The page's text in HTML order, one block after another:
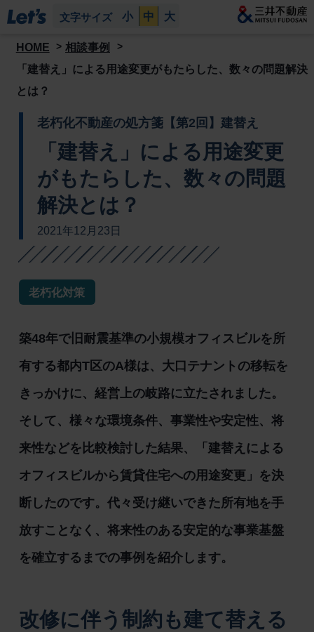
文字サイズ 小 中 大
HOME
相談事例
「建替え」による用途変更がもたらした、数々の問題解決
とは？
老朽化不動産の処方箋【第2回】建替え
「建替え」による用途変更
がもたらした、数々の問題
解決とは？
2021年12月23日
老朽化対策
築48年で旧耐震基準の小規模オフィスビルを所
有する都内T区のA様は、大口テナントの移転を
きっかけに、経営上の岐路に立たされました。
そして、様々な環境条件、事業性や安定性、将
来性などを比較検討した結果、「建替えによる
オフィスビルから賃貸住宅への用途変更」を決
断したのです。代々受け継いできた所有地を手
放すことなく、将来性のある安定的な事業基盤
を確立するまでの事例を紹介します。
改修に伴う制約も建て替える